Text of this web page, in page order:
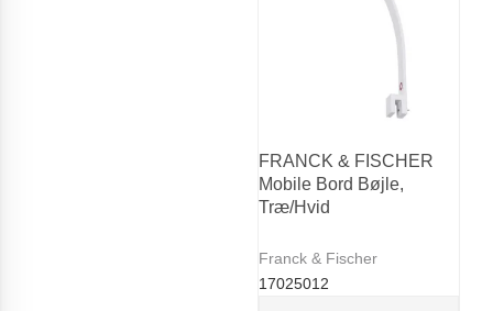
FRANCK & FISCHER
Mobile Bord Bøjle,
Træ/Hvid
Franck & Fischer
17025012